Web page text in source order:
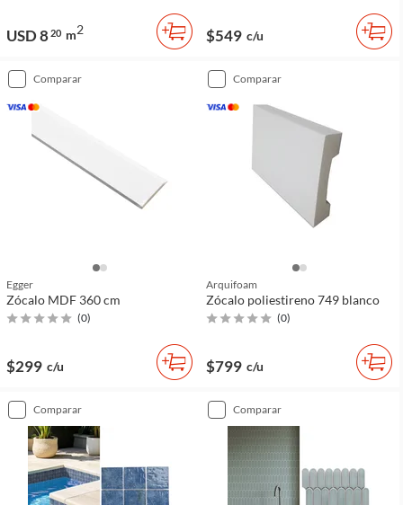
USD 820 m2 $549 c/u
comparar
Egger
Zócalo MDF 360 cm
(0)
$299 c/u
comparar
Arquifoam
Zócalo poliestireno 749 blanco
(0)
$799 c/u
comparar comparar